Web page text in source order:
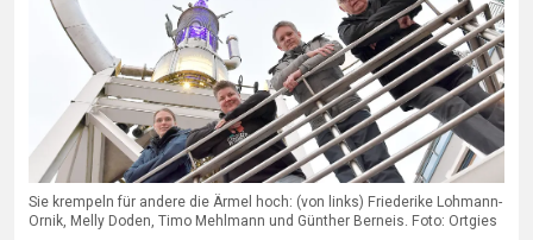
Sie krempeln für andere die Ärmel hoch: (von links) Friederike Lohmann-
Ornik, Melly Doden, Timo Mehlmann und Günther Berneis. Foto: Ortgies